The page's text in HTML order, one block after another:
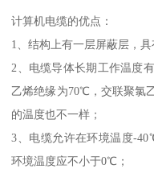
计算机电缆的优点：
1、结构上有一层屏蔽层，
2、电缆导体长期工作温度
乙烯绝缘为70℃，交联聚氯
的温度也不一样；
3、电缆允许在环境温度-
环境温度应不小于0℃；